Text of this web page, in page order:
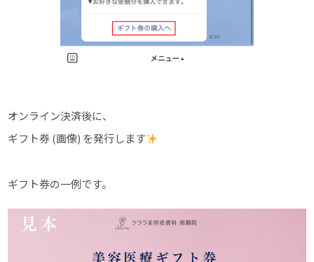
オンライン決済後に、
ギフト券 (画像) を発行します
ギフト券の一例です。